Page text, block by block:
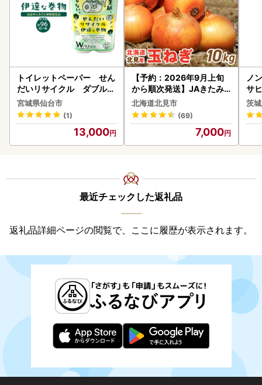
トイレットペーパー せん
だいリサイクル ダブル9
6ロール｜トイレット
宮城県仙台市
(1)
13,000
【予約：2026年9月上旬
から順次発送】JAきたみ
らい産 玉ねぎ Lサイズ 10k
g ( タマネギ たまねぎ 野菜
)【210-0003-2026】
北海道北見市
(69)
7,000
ノ
サ
本
守
茨
最近チェックした返礼品
返礼品詳細ページの閲覧で、ここに履歴が表示されます。